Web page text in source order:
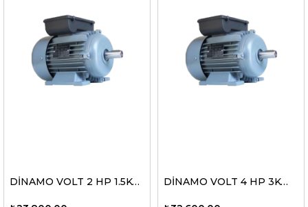
DİNAMO VOLT 2 HP 1.5KW 1400 D/D 220V DİNAMO VOLT 4 HP 3KW 1500 D/D 220V